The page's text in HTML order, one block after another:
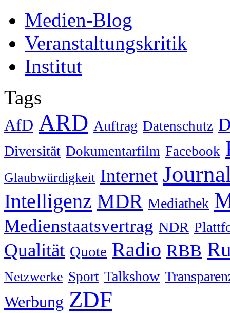
Medien-Blog
Veranstaltungskritik
Institut
Tags
AfD ARD Auftrag Datenschutz
Diversität Dokumentarfilm Facebook
Glaubwürdigkeit Internet
Intelligenz MDR Mediathek
Medienstaatsvertrag NDR
Qualität Quote Radio RBB
Netzwerke Sport Talkshow
Werbung ZDF